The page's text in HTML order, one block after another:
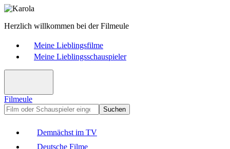
Herzlich willkommen bei der Filmeule
Meine Lieblingsfilme
Meine Lieblingsschauspieler
Filmeule
Suchen
Demnächst im TV
Deutsche Filme